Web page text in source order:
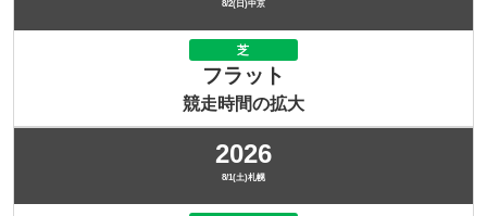
8/2(日)中京
芝
フラット
競走時間の拡大
2026
8/1(土)札幌